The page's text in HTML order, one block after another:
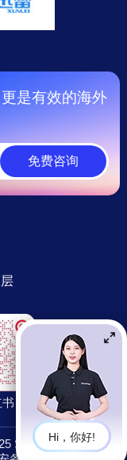
Hi，你好!
是有效的海外
免费咨询
Sinoart Co., Ltd. All